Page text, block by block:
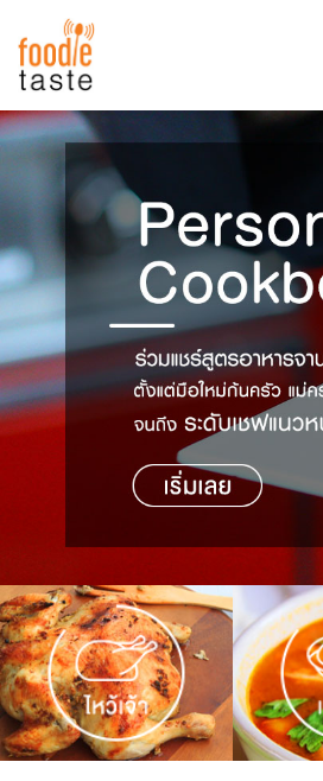
สูตรอาหาร
สูตรอาหารล่าสุด
Top Foodie
พาไปชิม
สารพันก้นครัว
เคล็ดลับน่ารู้
เปรียบเทียบหน่วยการตวง
เปรียบเทียบอุณหภูมิ
เปรียบเทียบน้ำหนักวัตถุดิบ
ชั่งตวงเนย
FoodPedia
สร้าง Cookbook